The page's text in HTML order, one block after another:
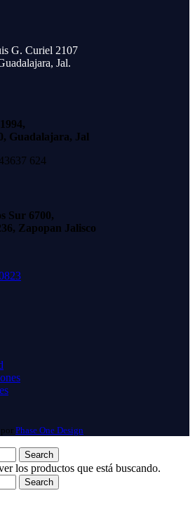
G. Curiel 2107
Jal.
Guadalajara, Jal
624
Sur 6700,
Zapopan Jalisco
Phase One Design
Search
los productos que está buscando.
Search